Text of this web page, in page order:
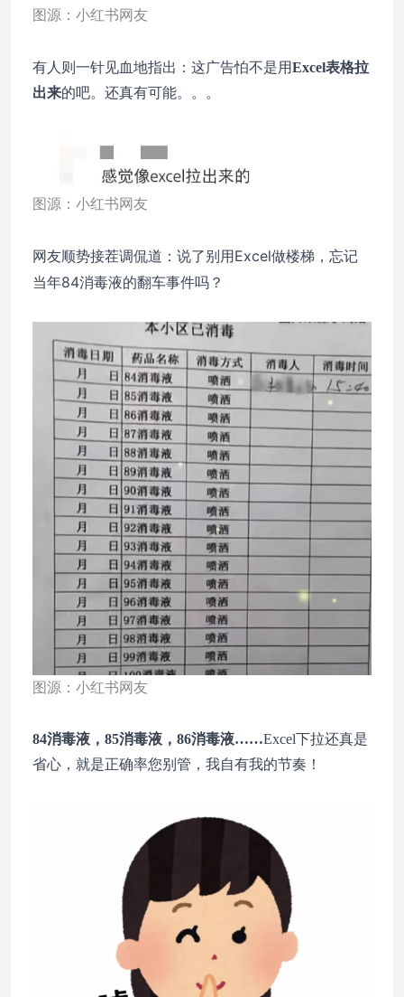
图源：小红书网友
有人则一针见血地指出：这广告怕不是用Excel表格拉
出来的吧。还真有可能。。。
图源：小红书网友
网友顺势接茬调侃道：说了别用Excel做楼梯，忘记
当年84消毒液的翻车事件吗？
图源：小红书网友
84消毒液，85消毒液，86消毒液……Excel下拉还真是
省心，就是正确率您别管，我自有我的节奏！